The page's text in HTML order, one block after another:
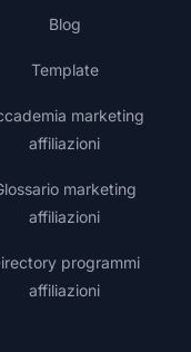
Blog
Template
marketing
affiliazioni
marketing
affiliazioni
programmi
affiliazioni